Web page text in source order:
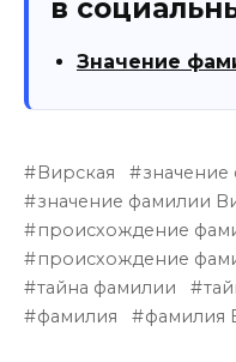
в
Значение
Вирская
значение фамилии
происхождение
происхождение
тайна фамилии
фамилия
фамилия